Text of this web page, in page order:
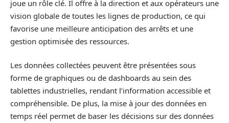
joue un rôle clé. Il offre à la direction et aux opérateurs une
vision globale de toutes les lignes de production, ce qui
favorise une meilleure anticipation des arrêts et une
gestion optimisée des ressources.
Les données collectées peuvent être présentées sous
forme de graphiques ou de dashboards au sein des
tablettes industrielles, rendant l’information accessible et
compréhensible. De plus, la mise à jour des données en
temps réel permet de baser les décisions sur des données